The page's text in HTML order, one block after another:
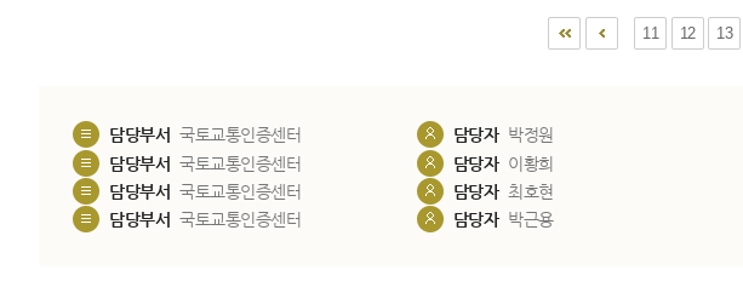
11 12 13
담당부서 국토교통인증센터 담당자 박정원
담당부서 국토교통인증센터 담당자 이황희
담당부서 국토교통인증센터 담당자 최호현
담당부서 국토교통인증센터 담당자 박근용